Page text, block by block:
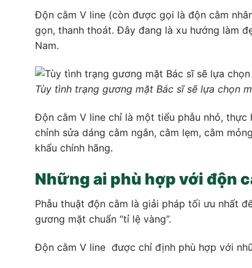
Độn cằm V line (còn được gọi là độn cằm
gọn, thanh thoát. Đây đang là xu hướng làm
Nam.
Tùy tình trạng gương mặt Bác sĩ sẽ lựa chọn
Độn cằm V line chỉ là một tiểu phẫu nhỏ, thực
chỉnh sửa dáng cằm ngắn, cằm lẹm, cằm
khẩu chính hãng.
Những ai phù hợp với độn
Phẫu thuật độn cằm là giải pháp tối ưu nhất
gương mặt chuẩn “tỉ lệ vàng”.
Độn cằm V line được chỉ định phù hợp với